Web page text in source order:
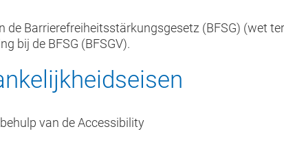
de Barrierefreiheitsstärkungsgesetz (BFSG) (wet
bij de BFSG (BFSGV).
van de Accessibility